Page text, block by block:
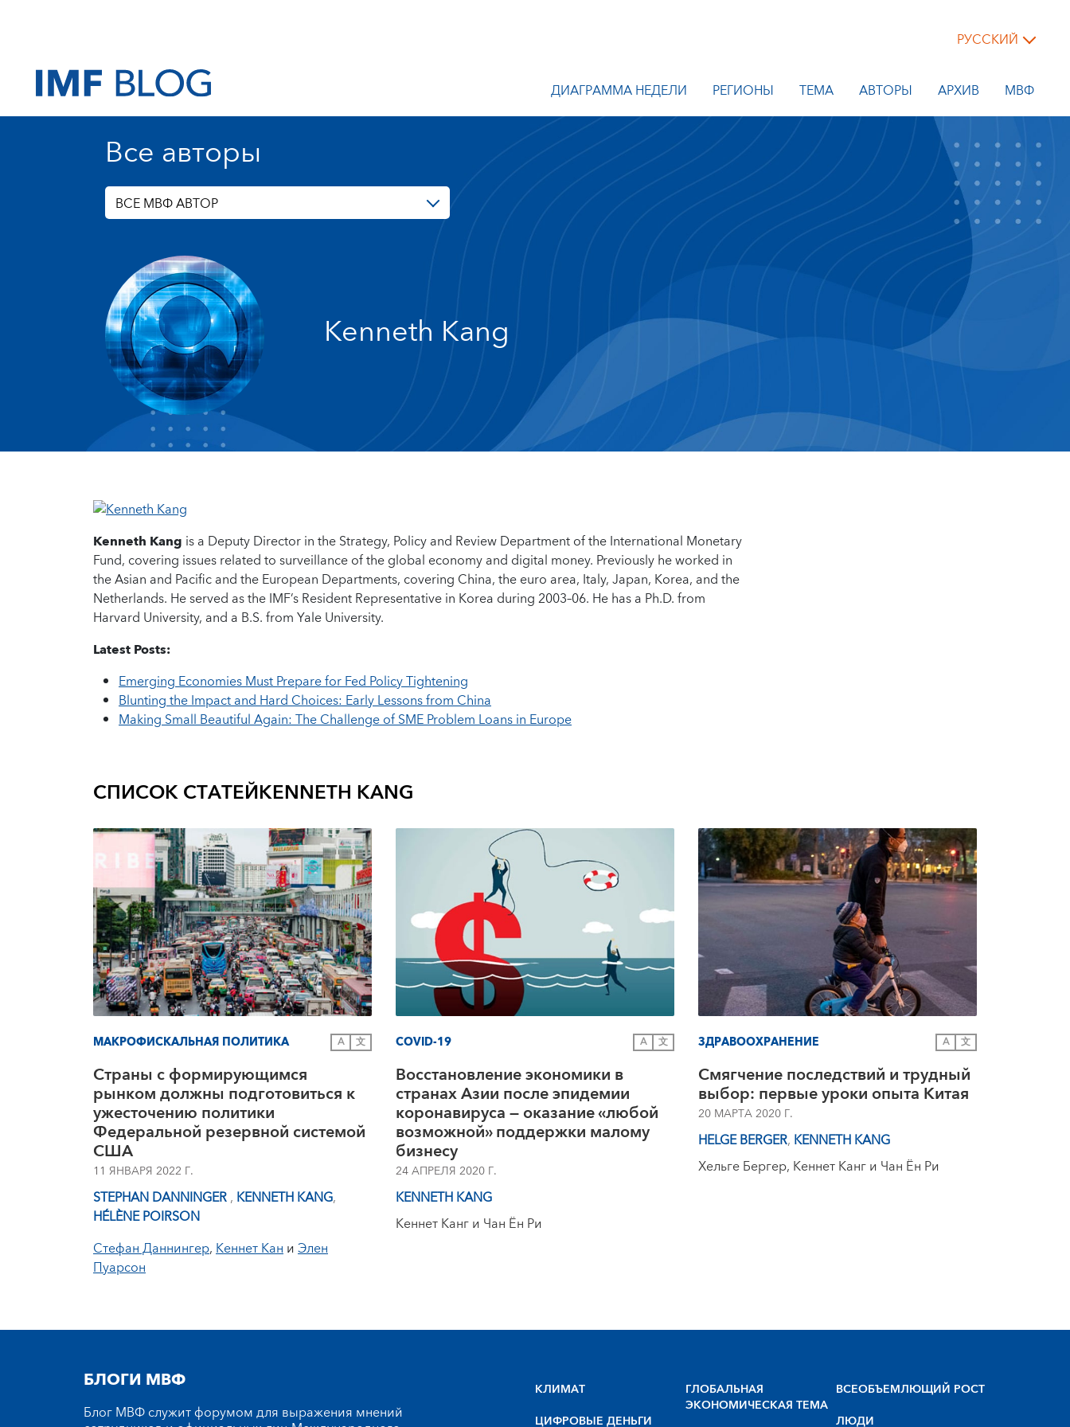
РУССКИЙ
ДИАГРАММА НЕДЕЛИ РЕГИОНЫ ТЕМА АВТОРЫ АРХИВ МВФ
Все авторы
ВСЕ МВФ АВТОР
Kenneth Kang
Kenneth Kang is a Deputy Director in the Strategy, Policy and Review Department of the International Monetary
Fund, covering issues related to surveillance of the global economy and digital money. Previously he worked in
the Asian and Pacific and the European Departments, covering China, the euro area, Italy, Japan, Korea, and the
Netherlands. He served as the IMF’s Resident Representative in Korea during 2003–06. He has a Ph.D. from
Harvard University, and a B.S. from Yale University.
Latest Posts:
Emerging Economies Must Prepare for Fed Policy Tightening
Blunting the Impact and Hard Choices: Early Lessons from China
Making Small Beautiful Again: The Challenge of SME Problem Loans in Europe
СПИСОК СТАТЕЙKENNETH KANG
МАКРОФИСКАЛЬНАЯ ПОЛИТИКА A 文
Страны с формирующимся
рынком должны подготовиться к
ужесточению политики
Федеральной резервной системой
США
11 ЯНВАРЯ 2022 Г.
STEPHAN DANNINGER, KENNETH KANG,
HÉLÈNE POIRSON
Стефан Даннингер,Кеннет КаниЭлен
Пуарсон
COVID-19 A 文
Восстановление экономики в
странах Азии после эпидемии
коронавируса — оказание «любой
возможной» поддержки малому
бизнесу
24 АПРЕЛЯ 2020 Г.
KENNETH KANG
Кеннет Канг и Чан Ён Ри
ЗДРАВООХРАНЕНИЕ A 文
Смягчение последствий и трудный
выбор: первые уроки опыта Китая
20 МАРТА 2020 Г.
HELGE BERGER, KENNETH KANG
Хельге Бергер, Кеннет Канг и Чан Ён Ри
БЛОГИ МВФ
Блог МВФ служит форумом для выражения мнений
КЛИМАТ
ЦИФРОВЫЕ ДЕНЬГИ
ГЛОБАЛЬНАЯ
ЭКОНОМИЧЕСКАЯ ТЕМА
BCEOБЪEMЛЮЩИЙ POCT
ЛЮДИ